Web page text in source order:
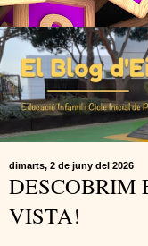
dimarts, 2 de juny del 2026
DESCOBRIM
VISTA!